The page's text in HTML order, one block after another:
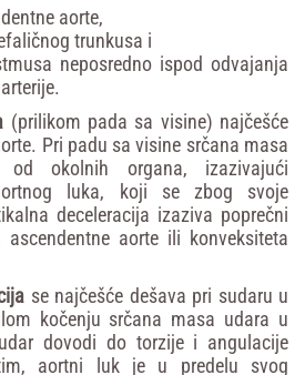
aorte,
trunkusa i
neposredno ispod odvajanja
(prilikom pada sa visine) najčešće
Pri padu sa visine srčana masa
okolnih organa, izazivajući
luka, koji se zbog svoje
deceleracija izaziva poprečni
ascendentne aorte ili konveksiteta
se najčešće dešava pri sudaru u
kočenju srčana masa udara u
dovodi do torzije i angulacije
aortni luk je u predelu svog